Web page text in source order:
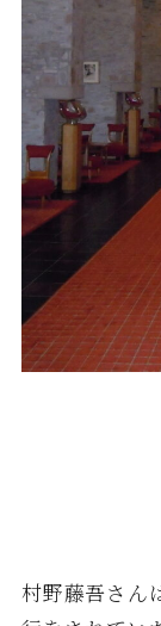
村野藤吾さん